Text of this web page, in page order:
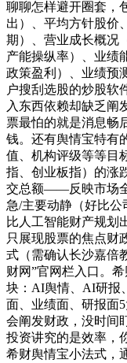
聊聊怎样避开圈套，
出）、平均方针股价
期）、营业成长概况
产能操纵率）、业绩
政策盈利）、业绩预
户搜刮选股的炒股软
入东西依赖却缺乏阐
票最怕的就是消息畅
钱。还有舆情宝特有
值、机构评级等等目
指、创业板指）的涨
交总额——反映市场
急/主要动静（好比
比人工智能财产规划
只展现股票的焦点财
式（需确认长沙嘉倍
财网”官网栏入口。
块：AI舆情、AI研报
面、业绩面、研报面
会阐发财政，没时间
投资讲究的是效率，
希财舆情宝小法式，